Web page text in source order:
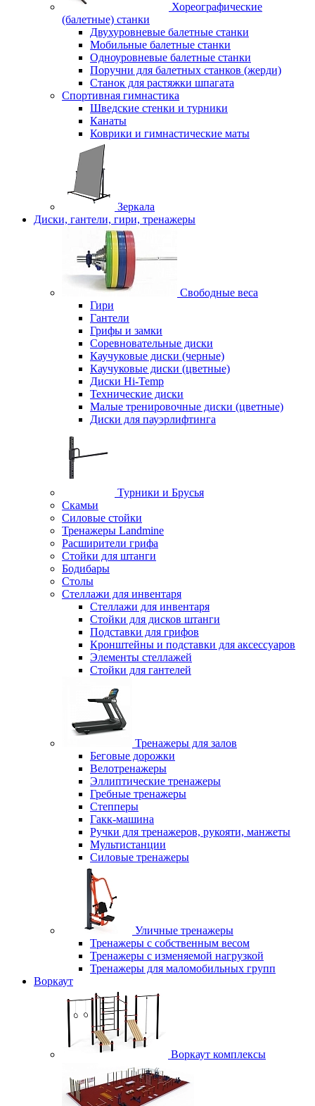
Хореографические
(балетные) станки
Двухуровневые балетные станки
Мобильные балетные станки
Одноуровневые балетные станки
Поручни для балетных станков (жерди)
Станок для растяжки шпагата
Спортивная гимнастика
Шведские стенки и турники
Канаты
Коврики и гимнастические маты
Зеркала
Диски, гантели, гири, тренажеры
Свободные веса
Гири
Гантели
Грифы и замки
Соревновательные диски
Каучуковые диски (черные)
Каучуковые диски (цветные)
Диски Hi-Temp
Технические диски
Малые тренировочные диски (цветные)
Диски для пауэрлифтинга
Турники и Брусья
Скамьи
Силовые стойки
Тренажеры Landmine
Расширители грифа
Стойки для штанги
Бодибары
Столы
Стеллажи для инвентаря
Стеллажи для инвентаря
Стойки для дисков штанги
Подставки для грифов
Кронштейны и подставки для аксессуаров
Элементы стеллажей
Стойки для гантелей
Тренажеры для залов
Беговые дорожки
Велотренажеры
Эллиптические тренажеры
Гребные тренажеры
Степперы
Гакк-машина
Ручки для тренажеров, рукояти, манжеты
Мультистанции
Силовые тренажеры
Уличные тренажеры
Тренажеры с собственным весом
Тренажеры с изменяемой нагрузкой
Тренажеры для маломобильных групп
Воркаут
Воркаут комплексы